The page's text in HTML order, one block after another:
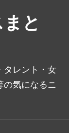
と
タレント・女
の気になるニ